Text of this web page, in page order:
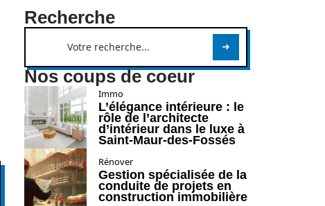
Recherche
Nos coups de coeur
Immo
L’élégance intérieure : le
rôle de l’architecte
d’intérieur dans le luxe à
Saint-Maur-des-Fossés
Rénover
Gestion spécialisée de la
conduite de projets en
construction immobilière